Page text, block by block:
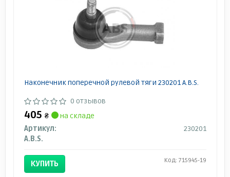
Наконечник поперечной рулевой тяги 230201 A.B.S.
0 отзывов
405 ₴
на складе
Артикул:
230201
A.B.S.
КУПИТЬ Код: 715945-19